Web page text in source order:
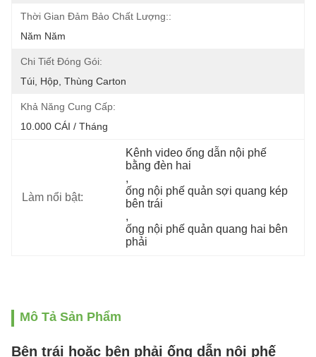
Thời Gian Đảm Bảo Chất Lượng::
Năm Năm
Chi Tiết Đóng Gói:
Túi, Hộp, Thùng Carton
Khả Năng Cung Cấp:
10.000 CÁI / Tháng
Làm nổi bật:
Kênh video ống dẫn nội phế
bằng đèn hai
,
ống nội phế quản sợi quang kép
bên trái
,
ống nội phế quản quang hai bên
phải
Mô Tả Sản Phẩm
Bên trái hoặc bên phải ống dẫn nội phế